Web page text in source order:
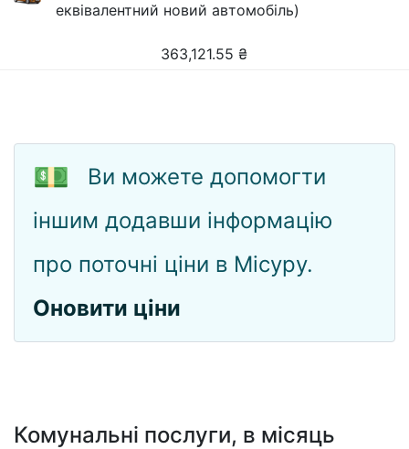
еквівалентний новий автомобіль)
363,121.55 ₴
💵
Ви можете допомогти
іншим додавши інформацію
про поточні ціни в Місуру.
Оновити ціни
Комунальні послуги, в місяць